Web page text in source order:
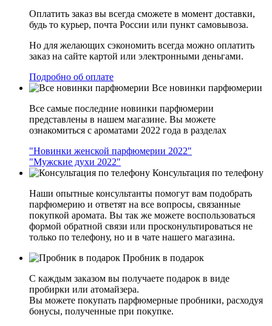
Оплатить заказ вы всегда сможете в момент доставки,
будь то курьер, почта России или пункт самовывоза.
Но для желающих сэкономить всегда можно оплатить
заказ на сайте картой или электронными деньгами.
Подробно об оплате
Все новинки парфюмерии
Все самые последние новинки парфюмерии
представлены в нашем магазине. Вы можете
ознакомиться с ароматами 2022 года в разделах
"Новинки женской парфюмерии 2022"
"Мужские духи 2022"
Консультация по телефону
Наши опытные консультанты помогут вам подобрать
парфюмерию и ответят на все вопросы, связанные
покупкой аромата. Вы так же можете воспользоваться
формой обратной связи или просконультироваться не
только по телефону, но и в чате нашего магазина.
Пробник в подарок
С каждым заказом вы получаете подарок в виде
пробирки или атомайзера.
Вы можете покупать парфюмерные пробники, расходуя
бонусы, полученные при покупке.